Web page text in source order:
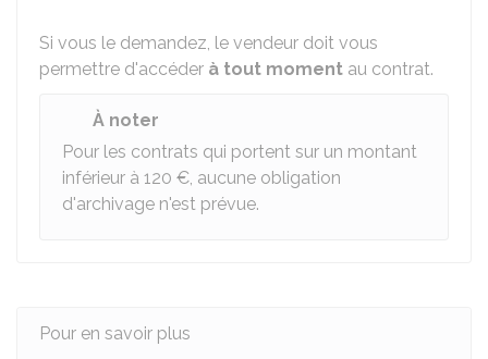
Si vous le demandez, le vendeur doit vous
permettre d'accéder à tout moment au contrat.
À noter
Pour les contrats qui portent sur un montant
inférieur à 120 €, aucune obligation
d'archivage n'est prévue.
Pour en savoir plus